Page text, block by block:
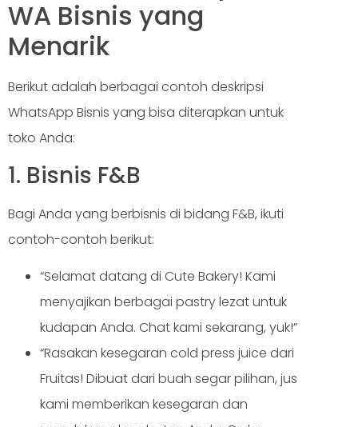
WA Bisnis yang
Menarik
Berikut adalah berbagai contoh deskripsi
WhatsApp Bisnis yang bisa diterapkan untuk
toko Anda:
1. Bisnis F&B
Bagi Anda yang berbisnis di bidang F&B, ikuti
contoh-contoh berikut:
“Selamat datang di Cute Bakery! Kami
menyajikan berbagai pastry lezat untuk
kudapan Anda. Chat kami sekarang, yuk!”
“Rasakan kesegaran cold press juice dari
Fruitas! Dibuat dari buah segar pilihan, jus
kami memberikan kesegaran dan